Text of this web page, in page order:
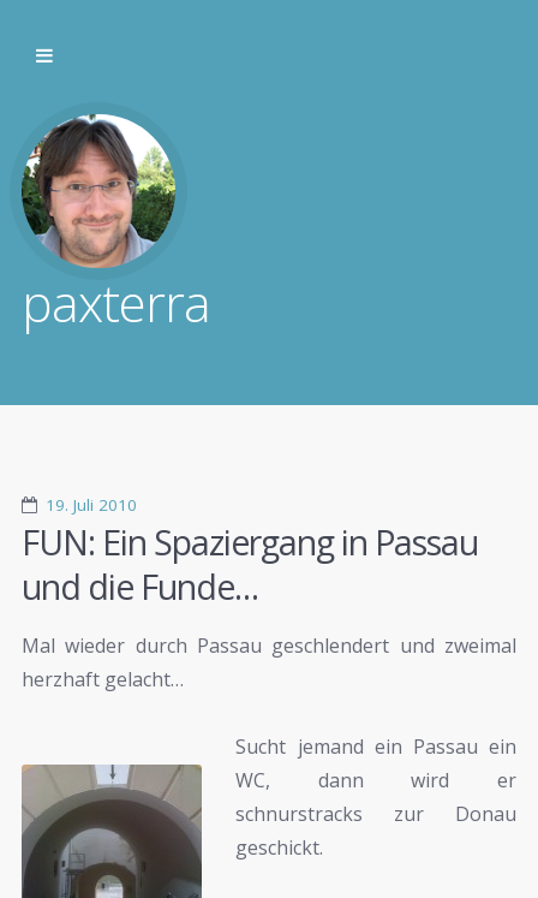
paxterra
19. Juli 2010
FUN: Ein Spaziergang in Passau
und die Funde…
Mal wieder durch Passau geschlendert und zweimal
herzhaft gelacht…
Sucht jemand ein Passau ein
WC, dann wird er
schnurstracks zur Donau
geschickt.